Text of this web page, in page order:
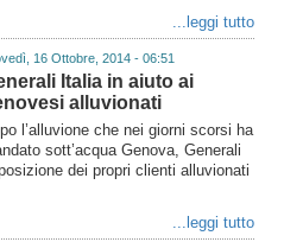
...leggi tutto
16 Ottobre, 2014 - 06:51
Italia in aiuto ai
alluvionati
l’alluvione che nei giorni scorsi ha
sott’acqua Genova, Generali
dei propri clienti alluvionati
...leggi tutto